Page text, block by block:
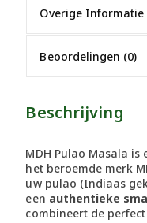
Overige Informatie
Beoordelingen (0)
Beschrijving
MDH Pulao Masala
het beroemde merk
uw pulao (Indiaas
een authentieke
combineert de